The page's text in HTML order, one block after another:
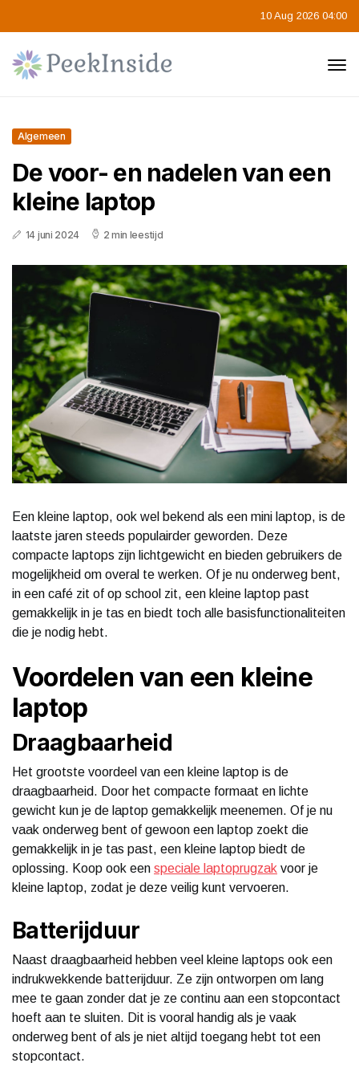
10 Aug 2026 04:00
Algemeen
De voor- en nadelen van een
kleine laptop
14 juni 2024 2 min leestijd
Een kleine laptop, ook wel bekend als een mini laptop, is de
laatste jaren steeds populairder geworden. Deze
compacte laptops zijn lichtgewicht en bieden gebruikers de
mogelijkheid om overal te werken. Of je nu onderweg bent,
in een café zit of op school zit, een kleine laptop past
gemakkelijk in je tas en biedt toch alle basisfunctionaliteiten
die je nodig hebt.
Voordelen van een kleine
laptop
Draagbaarheid
Het grootste voordeel van een kleine laptop is de
draagbaarheid. Door het compacte formaat en lichte
gewicht kun je de laptop gemakkelijk meenemen. Of je nu
vaak onderweg bent of gewoon een laptop zoekt die
gemakkelijk in je tas past, een kleine laptop biedt de
oplossing. Koop ook een speciale laptoprugzak voor je
kleine laptop, zodat je deze veilig kunt vervoeren.
Batterijduur
Naast draagbaarheid hebben veel kleine laptops ook een
indrukwekkende batterijduur. Ze zijn ontworpen om lang
mee te gaan zonder dat je ze continu aan een stopcontact
hoeft aan te sluiten. Dit is vooral handig als je vaak
onderweg bent of als je niet altijd toegang hebt tot een
stopcontact.